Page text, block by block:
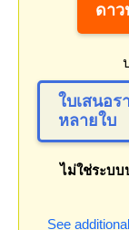
ดา
ใบเสนอ
หลายใบ
ไม่ใช่ระบ
See